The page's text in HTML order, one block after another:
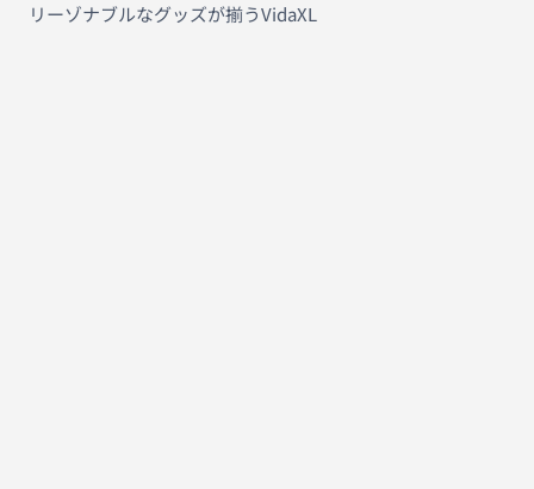
リーゾナブルなグッズが揃うVidaXL